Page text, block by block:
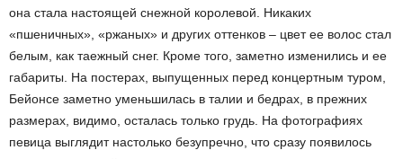
она стала настоящей снежной королевой. Никаких
«пшеничных», «ржаных» и других оттенков – цвет ее волос стал
белым, как таежный снег. Кроме того, заметно изменились и ее
габариты. На постерах, выпущенных перед концертным туром,
Бейонсе заметно уменьшилась в талии и бедрах, в прежних
размерах, видимо, осталась только грудь. На фотографиях
певица выглядит настолько безупречно, что сразу появилось